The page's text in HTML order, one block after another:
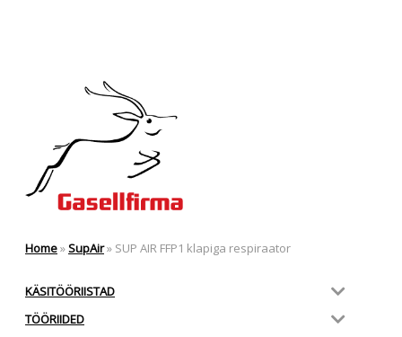
Home»SupAir» SUP AIR FFP1 klapiga respiraator
KÄSITÖÖRIISTAD
TÖÖRIIDED